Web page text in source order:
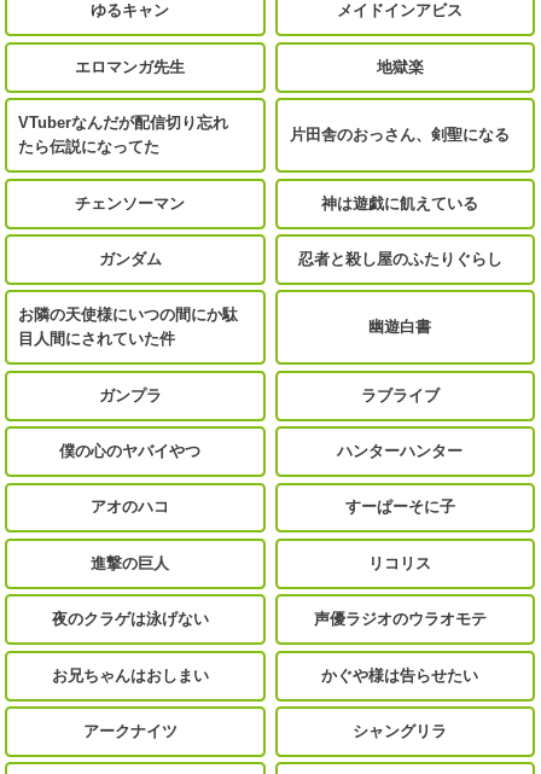
ゆるキャン メイドインアビス
エロマンガ先生 地獄楽
VTuberなんだが配信切り忘れ
たら伝説になってた
片田舎のおっさん、剣聖になる
チェンソーマン 神は遊戯に飢えている
ガンダム 忍者と殺し屋のふたりぐらし
お隣の天使様にいつの間にか駄
目人間にされていた件
幽遊白書
ガンプラ ラブライブ
僕の心のヤバイやつ ハンターハンター
アオのハコ すーぱーそに子
進撃の巨人 リコリス
夜のクラゲは泳げない 声優ラジオのウラオモテ
お兄ちゃんはおしまい かぐや様は告らせたい
アークナイツ シャングリラ